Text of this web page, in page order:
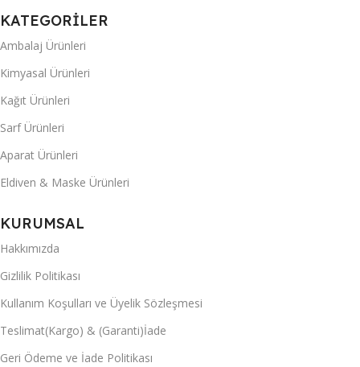
KATEGORİLER
Ambalaj Ürünleri
Kimyasal Ürünleri
Kağıt Ürünleri
Sarf Ürünleri
Aparat Ürünleri
Eldiven & Maske Ürünleri
KURUMSAL
Hakkımızda
Gizlilik Politikası
Kullanım Koşulları ve Üyelik Sözleşmesi
Teslimat(Kargo) & (Garanti)İade
Geri Ödeme ve İade Politikası